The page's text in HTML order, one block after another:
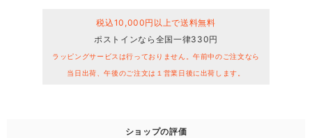
税込10,000円以上で送料無料
ポストインなら全国一律330円
ラッピングサービスは行っておりません。午前中のご注文なら
当日出荷、午後のご注文は１営業日後に出荷します。
ショップの評価